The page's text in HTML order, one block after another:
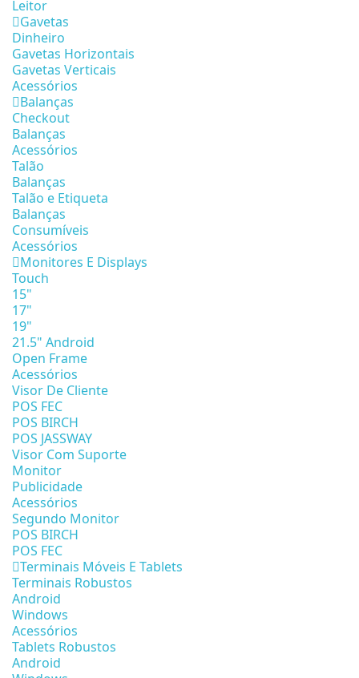
Leitor
Gavetas
Dinheiro
Gavetas Horizontais
Gavetas Verticais
Acessórios
Balanças
Checkout
Balanças
Acessórios
Talão
Balanças
Talão e Etiqueta
Balanças
Consumíveis
Acessórios
Monitores E Displays
Touch
15"
17"
19"
21.5" Android
Open Frame
Acessórios
Visor De Cliente
POS FEC
POS BIRCH
POS JASSWAY
Visor Com Suporte
Monitor
Publicidade
Acessórios
Segundo Monitor
POS BIRCH
POS FEC
Terminais Móveis E Tablets
Terminais Robustos
Android
Windows
Acessórios
Tablets Robustos
Android